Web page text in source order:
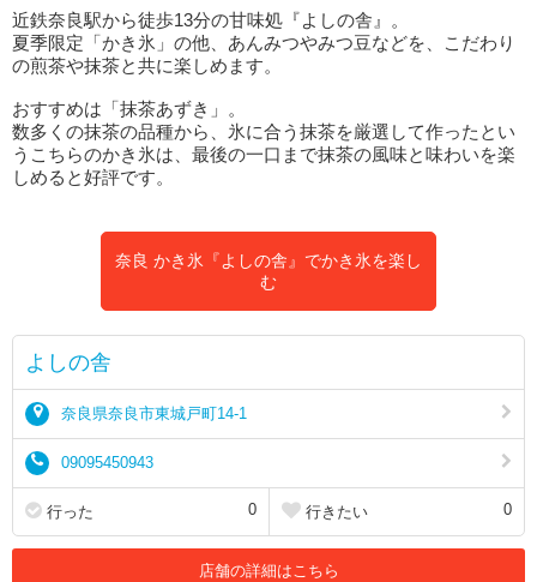
近鉄奈良駅から徒歩13分の甘味処『よしの舎』。
夏季限定「かき氷」の他、あんみつやみつ豆などを、こだわり
の煎茶や抹茶と共に楽しめます。
おすすめは「抹茶あずき」。
数多くの抹茶の品種から、氷に合う抹茶を厳選して作ったとい
うこちらのかき氷は、最後の一口まで抹茶の風味と味わいを楽
しめると好評です。
奈良 かき氷『よしの舎』でかき氷を楽し
む
よしの舎
奈良県奈良市東城戸町14-1
09095450943
行った 0 行きたい 0
店舗の詳細はこちら